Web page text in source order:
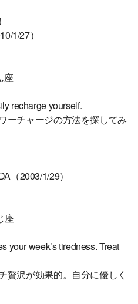
1/27）
recharge yourself.
ーチャージの方法を探してみ
（2003/1/29）
your week’s tiredness. Treat
贅沢が効果的。自分に優しく